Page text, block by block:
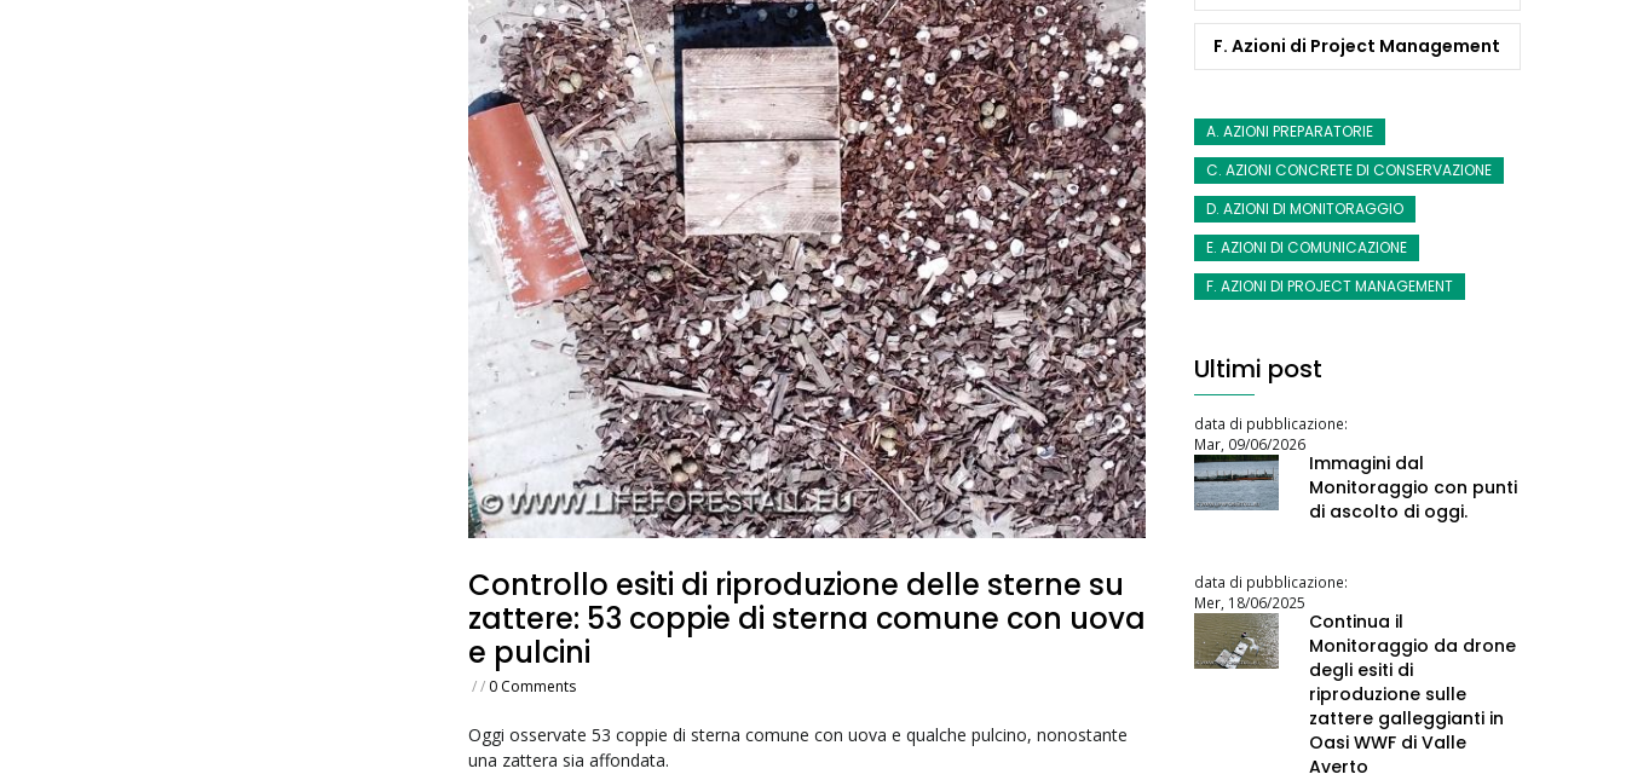
Controllo esiti di riproduzione delle sterne su
zattere: 53 coppie di sterna comune con uova
e pulcini
// 0 Comments
Oggi osservate 53 coppie di sterna comune con uova e qualche pulcino, nonostante
una zattera sia affondata.
F. Azioni di Project Management
A. AZIONI PREPARATORIE
C. AZIONI CONCRETE DI CONSERVAZIONE
D. AZIONI DI MONITORAGGIO
E. AZIONI DI COMUNICAZIONE
F. AZIONI DI PROJECT MANAGEMENT
Ultimi post
data di pubblicazione:
Mar, 09/06/2026
Immagini dal
Monitoraggio con punti
di ascolto di oggi.
data di pubblicazione:
Mer, 18/06/2025
Continua il
Monitoraggio da drone
degli esiti di
riproduzione sulle
zattere galleggianti in
Oasi WWF di Valle
Averto